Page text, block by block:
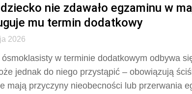
nie zdawało egzaminu w
mu termin dodatkowy
2026
w terminie dodatkowym odbywa
jednak do niego przystąpić – obowiązują
mają przyczyny nieobecności lub przerwania